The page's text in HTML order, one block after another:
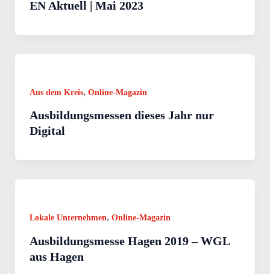
EN Aktuell | Mai 2023
Aus dem Kreis, Online-Magazin
Ausbildungsmessen dieses Jahr nur
Digital
Lokale Unternehmen, Online-Magazin
Ausbildungsmesse Hagen 2019 – WGL
aus Hagen